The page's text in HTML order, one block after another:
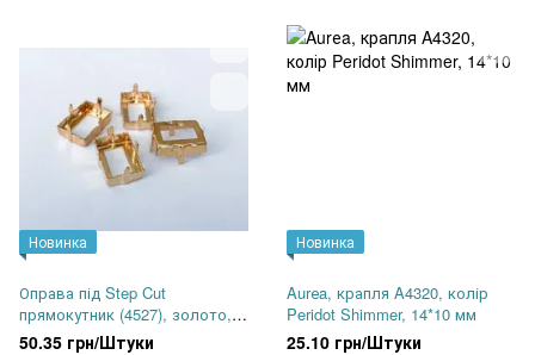
Новинка
Оправа під Step Cut
прямокутник (4527), золото,
14*10 мм
50.35 грн/Штуки
Новинка
Aurеa, крапля A4320, колір
Peridot Shimmer, 14*10 мм
25.10 грн/Штуки